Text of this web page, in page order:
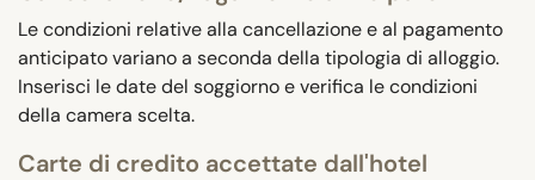
Le condizioni relative alla cancellazione e al pagamento
anticipato variano a seconda della tipologia di alloggio.
Inserisci le date del soggiorno e verifica le condizioni
della camera scelta.
Carte di credito accettate dall'hotel